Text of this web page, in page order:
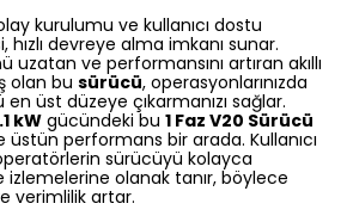
kurulumu ve kullanıcı dostu
hızlı devreye alma imkanı sunar.
ve performansını artıran akıllı
olan bu sürücü, operasyonlarınızda
üst düzeye çıkarmanızı sağlar.
kW gücündeki bu 1 Faz V20 Sürücü
performans bir arada. Kullanıcı
sürücüyü kolayca
izlemelerine olanak tanır, böylece
verimlilik artar.